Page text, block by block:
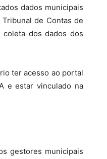
dados municipais
de Contas de
dos dados dos
ter acesso ao portal
e estar vinculado na
gestores municipais